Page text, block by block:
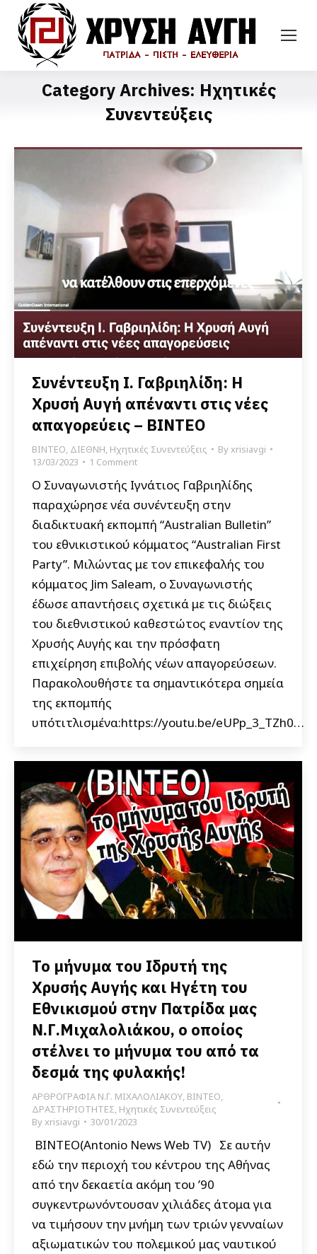
Category Archives: Ηχητικές
Συνεντεύξεις
Συνέντευξη Ι. Γαβριηλίδη: Η
Χρυσή Αυγή απέναντι στις νέες
απαγορεύεις – ΒΙΝΤΕΟ
ΒΙΝΤΕΟ, ΔΙΕΘΝΗ, Ηχητικές Συνεντεύξεις Byxrisiavgi
13/03/2023
1 Comment
Ο Συναγωνιστής Ιγνάτιος Γαβριηλίδης
παραχώρησε νέα συνέντευξη στην
διαδικτυακή εκπομπή “Australian Bulletin”
του εθνικιστικού κόμματος “Australian First
Party”. Μιλώντας με τον επικεφαλής του
κόμματος Jim Saleam, ο Συναγωνιστής
έδωσε απαντήσεις σχετικά με τις διώξεις
του διεθνιστικού καθεστώτος εναντίον της
Χρυσής Αυγής και την πρόσφατη
επιχείρηση επιβολής νέων απαγορεύσεων.
Παρακολουθήστε τα σημαντικότερα σημεία
της εκπομπής
υπότιτλισμένα:https://youtu.be/eUPp_3_TZh0…
Το μήνυμα του Ιδρυτή της
Χρυσής Αυγής και Ηγέτη του
Εθνικισμού στην Πατρίδα μας
Ν.Γ.Μιχαλολιάκου, ο οποίος
στέλνει το μήνυμα του από τα
δεσμά της φυλακής!
ΑΡΘΡΟΓΡΑΦΙΑ Ν.Γ. ΜΙΧΑΛΟΛΙΑΚΟΥ ΒΙΝΤΕΟ
ΔΡΑΣΤΗΡΙΟΤΗΤΕΣ Ηχητικές Συνεντεύξεις
Byxrisiavgi 30/01/2023
BINTEO(Antonio News Web TV) Σε αυτήν
εδώ την περιοχή του κέντρου της Αθήνας
από την δεκαετία ακόμη του ’90
συγκεντρωνόντουσαν χιλιάδες άτομα για
να τιμήσουν την μνήμη των τριών γενναίων
αξιωματικών του πολεμικού μας ναυτικού